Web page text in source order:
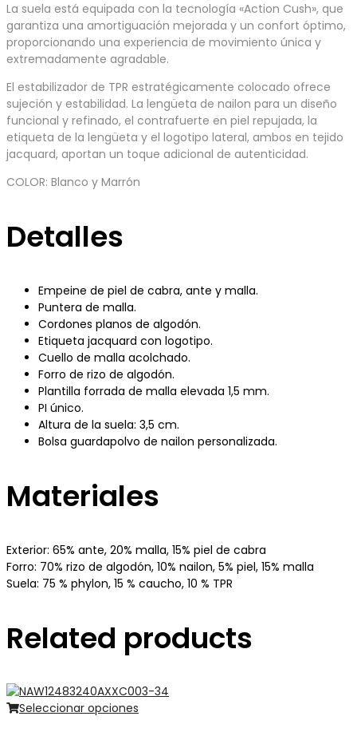
La suela está equipada con la tecnología «Action Cush», que
garantiza una amortiguación mejorada y un confort óptimo,
proporcionando una experiencia de movimiento única y
extremadamente agradable.
El estabilizador de TPR estratégicamente colocado ofrece
sujeción y estabilidad. La lengüeta de nailon para un diseño
funcional y refinado, el contrafuerte en piel repujada, la
etiqueta de la lengüeta y el logotipo lateral, ambos en tejido
jacquard, aportan un toque adicional de autenticidad.
COLOR: Blanco y Marrón
Detalles
Empeine de piel de cabra, ante y malla.
Puntera de malla.
Cordones planos de algodón.
Etiqueta jacquard con logotipo.
Cuello de malla acolchado.
Forro de rizo de algodón.
Plantilla forrada de malla elevada 1,5 mm.
PI único.
Altura de la suela: 3,5 cm.
Bolsa guardapolvo de nailon personalizada.
Materiales
Exterior: 65% ante, 20% malla, 15% piel de cabra
Forro: 70% rizo de algodón, 10% nailon, 5% piel, 15% malla
Suela: 75 % phylon, 15 % caucho, 10 % TPR
Related products
Seleccionar opciones